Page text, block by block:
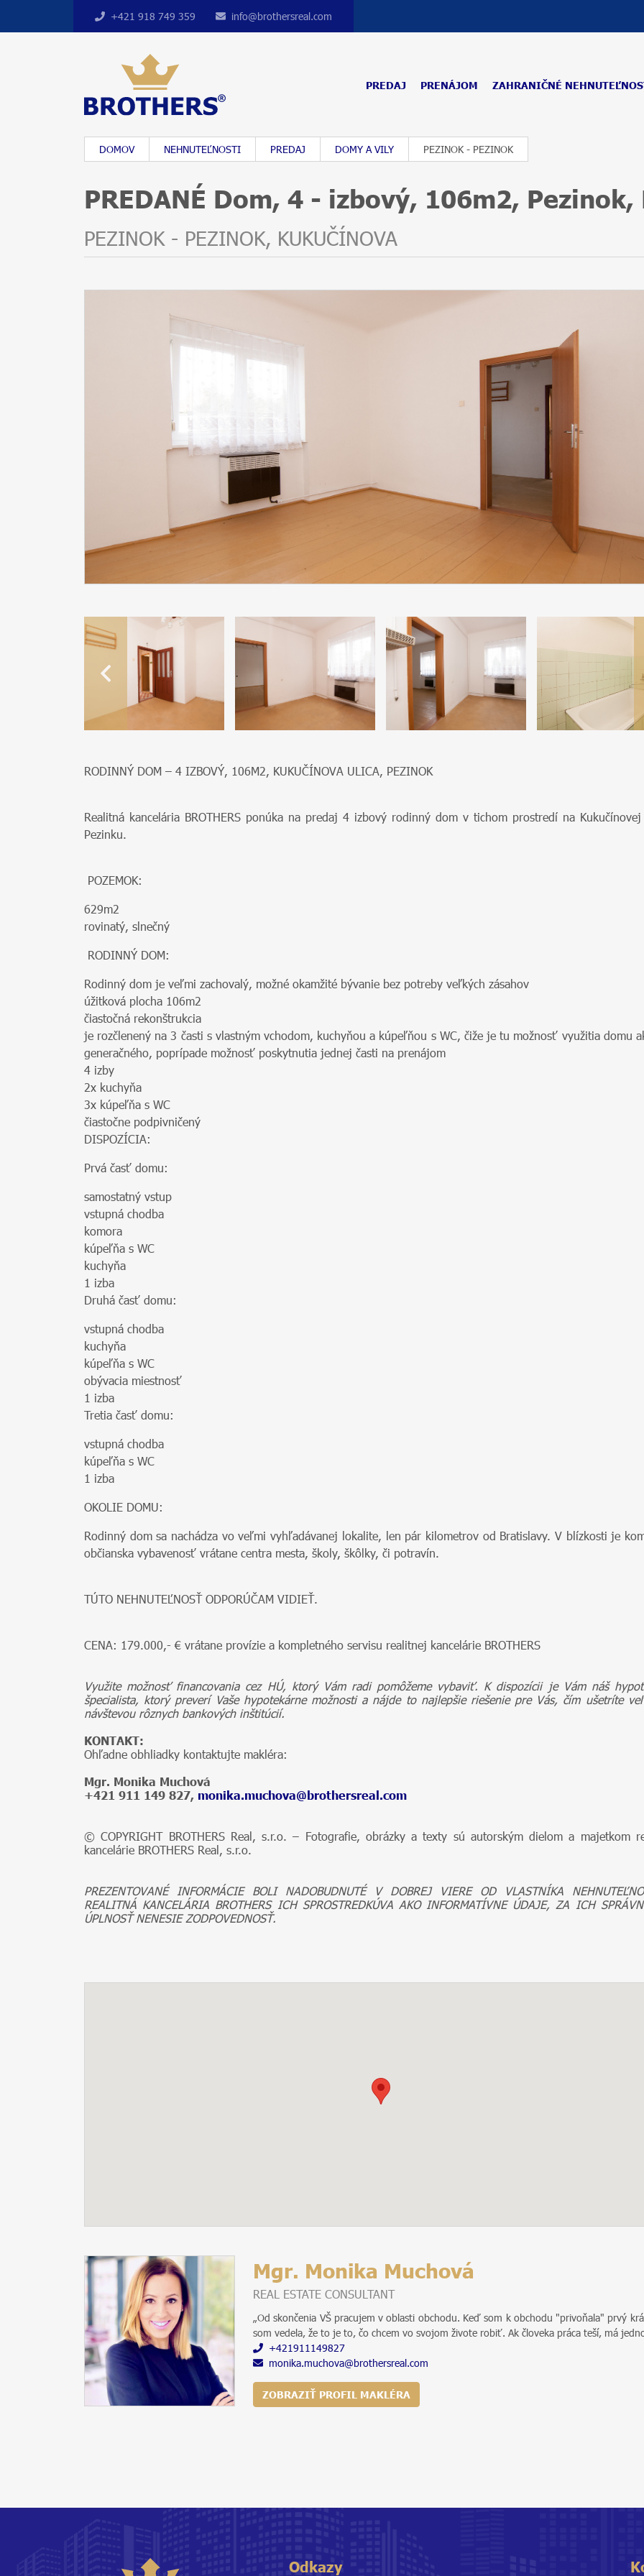
+421 918 749 359 info@brothersreal.com
PREDAJ PRENÁJOM ZAHRANIČNÉ
DOMOV NEHNUTEĽNOSTI PREDAJ DOMY A VILY PEZINOK - PEZINOK
PREDANÉ Dom, 4 - izbový, 106m2,
PEZINOK - PEZINOK, KUKUČÍNOVA
RODINNÝ DOM – 4 IZBOVÝ, 106M2, KUKUČÍNOVA ULICA, PEZINOK
Realitná kancelária BROTHERS ponúka na predaj 4 izbový rodinný dom v tichom prostredí na
Pezinku.
POZEMOK:
629m2
rovinatý, slnečný
RODINNÝ DOM:
Rodinný dom je veľmi zachovalý, možné okamžité bývanie bez potreby veľkých zásahov
úžitková plocha 106m2
čiastočná rekonštrukcia
je rozčlenený na 3 časti s vlastným vchodom, kuchyňou a kúpeľňou s WC, čiže je tu možnosť využitia domu
generačného, poprípade možnosť poskytnutia jednej časti na prenájom
4 izby
2x kuchyňa
3x kúpeľňa s WC
čiastočne podpivničený
DISPOZÍCIA:
Prvá časť domu:
samostatný vstup
vstupná chodba
komora
kúpeľňa s WC
kuchyňa
1 izba
Druhá časť domu:
vstupná chodba
kuchyňa
kúpeľňa s WC
obývacia miestnosť
1 izba
Tretia časť domu:
vstupná chodba
kúpeľňa s WC
1 izba
OKOLIE DOMU:
Rodinný dom sa nachádza vo veľmi vyhľadávanej lokalite, len pár kilometrov od Bratislavy. V blízkosti je
občianska vybavenosť vrátane centra mesta, školy, škôlky, či potravín.
TÚTO NEHNUTEĽNOSŤ ODPORÚČAM VIDIEŤ.
CENA: 179.000,- € vrátane provízie a kompletného servisu realitnej kancelárie BROTHERS
Využite možnosť financovania cez HÚ, ktorý Vám radi pomôžeme vybaviť. K dispozícii je Vám náš
špecialista, ktorý preverí Vaše hypotekárne možnosti a nájde to najlepšie riešenie pre Vás, čím ušetríte
návštevou rôznych bankových inštitúcií.
KONTAKT:
Ohľadne obhliadky kontaktujte makléra:
Mgr. Monika Muchová
+421 911 149 827, monika.muchova@brothersreal.com
© COPYRIGHT BROTHERS Real, s.r.o. – Fotografie, obrázky a texty sú autorským dielom a majetkom
kancelárie BROTHERS Real, s.r.o.
PREZENTOVANÉ INFORMÁCIE BOLI NADOBUDNUTÉ V DOBREJ VIERE OD VLASTNÍKA
REALITNÁ KANCELÁRIA BROTHERS ICH SPROSTREDKÚVA AKO INFORMATÍVNE ÚDAJE, ZA ICH
ÚPLNOSŤ NENESIE ZODPOVEDNOSŤ.
Mgr. Monika Muchová
REAL ESTATE CONSULTANT
„Od skončenia VŠ pracujem v oblasti obchodu. Keď som k obchodu "privoňala" prvý
som vedela, že to je to, čo chcem vo svojom živote robiť. Ak človeka práca teší, má
+421911149827
monika.muchova@brothersreal.com
ZOBRAZIŤ PROFIL MAKLÉRA
Odkazy